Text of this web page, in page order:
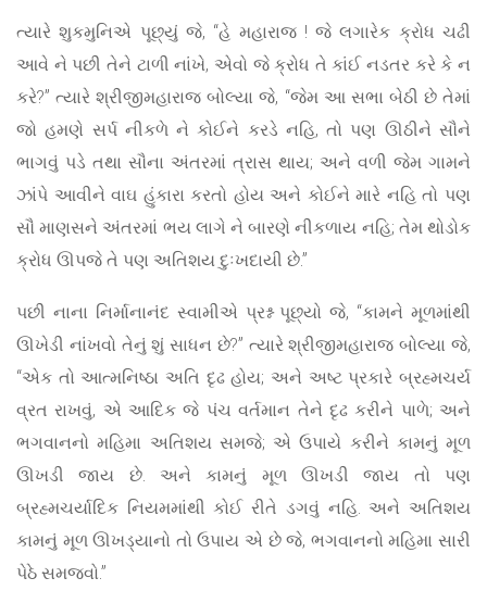
ત્યારે શુકમુનિએ પૂછ્યું જે, “હે મહારાજ ! જે લગારેક ક્રોધ ચઢી
આવે ને પછી તેને ટાળી નાંખે, એવો જે ક્રોધ તે કાંઈ નડતર કરે કે ન
કરે?” ત્યારે શ્રીજીમહારાજ બોલ્યા જે, “જેમ આ સભા બેઠી છે તેમાં
જો હમણે સર્પ નીકળે ને કોઈને કરડે નહિ, તો પણ ઊઠીને સૌને
ભાગવું પડે તથા સૌના અંતરમાં ત્રાસ થાય; અને વળી જેમ ગામને
ઝાંપે આવીને વાઘ હુંકારા કરતો હોય અને કોઈને મારે નહિ તો પણ
સૌ માણસને અંતરમાં ભય લાગે ને બારણે નીકળાય નહિ; તેમ થોડોક
ક્રોધ ઊપજે તે પણ અતિશય દુઃખદાયી છે.”
પછી નાના નિર્માનાનંદ સ્વામીએ પ્રશ્ન પૂછ્યો જે, “કામને મૂળમાંથી
ઊખેડી નાંખવો તેનું શું સાધન છે?” ત્યારે શ્રીજીમહારાજ બોલ્યા જે,
“એક તો આત્મનિષ્ઠા અતિ દૃઢ હોય; અને અષ્ટ પ્રકારે બ્રહ્મચર્ય
વ્રત રાખવું, એ આદિક જે પંચ વર્તમાન તેને દૃઢ કરીને પાળે; અને
ભગવાનનો મહિમા અતિશય સમજે; એ ઉપાયે કરીને કામનું મૂળ
ઊખડી જાય છે. અને કામનું મૂળ ઊખડી જાય તો પણ
બ્રહ્મચર્યાદિક નિયમમાંથી કોઈ રીતે ડગવું નહિ. અને અતિશય
કામનું મૂળ ઊખડ્યાનો તો ઉપાય એ છે જે, ભગવાનનો મહિમા સારી
પેઠે સમજવો.”